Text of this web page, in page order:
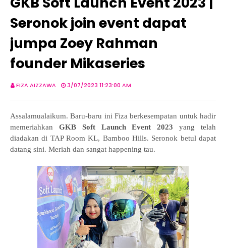
Seronok join event dapat
jumpa Zoey Rahman
founder Mikaseries
FIZA AIZZAWA 3/07/2023 11:23:00 AM
Assalamualaikum. Baru-baru ini Fiza berkesempatan untuk hadir
memeriahkan GKB Soft Launch Event 2023 yang telah
diadakan di TAP Room KL, Bamboo Hills. Seronok betul dapat
datang sini. Meriah dan sangat happening tau.